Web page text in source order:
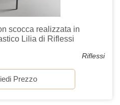
scocca realizzata in
Lilia di Riflessi
Riflessi
Prezzo